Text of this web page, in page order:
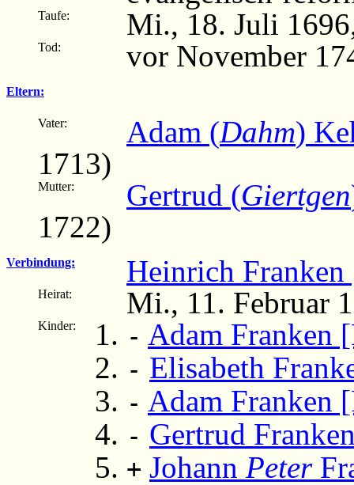
Taufe: Mi., 18. Juli
Tod: vor November
Eltern:
Vater: Adam (Dahm)
1713)
Mutter: Gertrud (Giertgen
1722)
Verbindung: Heinrich
Heirat: Mi., 11. Februar
Kinder: - Adam Franken
- Elisabeth
- Adam Franken
- Gertrud
+ Johann Peter